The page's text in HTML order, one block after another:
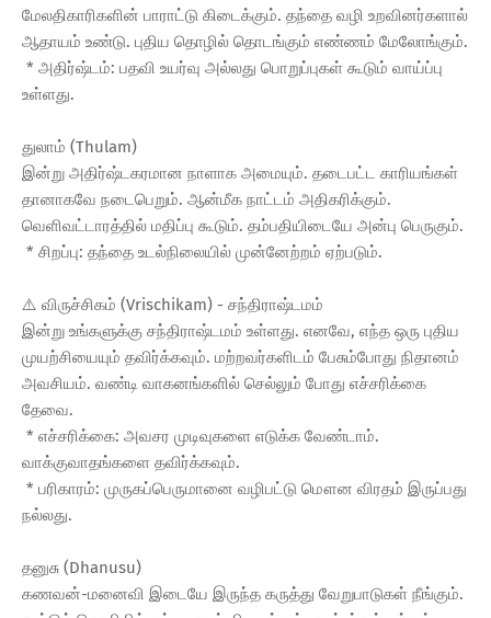
மேலதிகாரிகளின் பாராட்டு கிடைக்கும். தந்தை வழி உறவினர்களால்
ஆதாயம் உண்டு. புதிய தொழில் தொடங்கும் எண்ணம் மேலோங்கும்.
* அதிர்ஷ்டம்: பதவி உயர்வு அல்லது பொறுப்புகள் கூடும் வாய்ப்பு
உள்ளது.
துலாம் (Thulam)
இன்று அதிர்ஷ்டகரமான நாளாக அமையும். தடைபட்ட காரியங்கள்
தானாகவே நடைபெறும். ஆன்மீக நாட்டம் அதிகரிக்கும்.
வெளிவட்டாரத்தில் மதிப்பு கூடும். தம்பதியிடையே அன்பு பெருகும்.
* சிறப்பு: தந்தை உடல்நிலையில் முன்னேற்றம் ஏற்படும்.
⚠️ விருச்சிகம் (Vrischikam) - சந்திராஷ்டமம்
இன்று உங்களுக்கு சந்திராஷ்டமம் உள்ளது. எனவே, எந்த ஒரு புதிய
முயற்சியையும் தவிர்க்கவும். மற்றவர்களிடம் பேசும்போது நிதானம்
அவசியம். வண்டி வாகனங்களில் செல்லும் போது எச்சரிக்கை
தேவை.
* எச்சரிக்கை: அவசர முடிவுகளை எடுக்க வேண்டாம்.
வாக்குவாதங்களை தவிர்க்கவும்.
* பரிகாரம்: முருகப்பெருமானை வழிபட்டு மௌன விரதம் இருப்பது
நல்லது.
தனுசு (Dhanusu)
கணவன்-மனைவி இடையே இருந்த கருத்து வேறுபாடுகள் நீங்கும்.